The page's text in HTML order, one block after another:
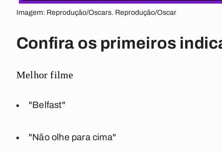
Imagem: Reprodução/Oscars. Reprodução/Oscar
Confira os primeiros
Melhor filme
"Belfast"
"Não olhe para cima"